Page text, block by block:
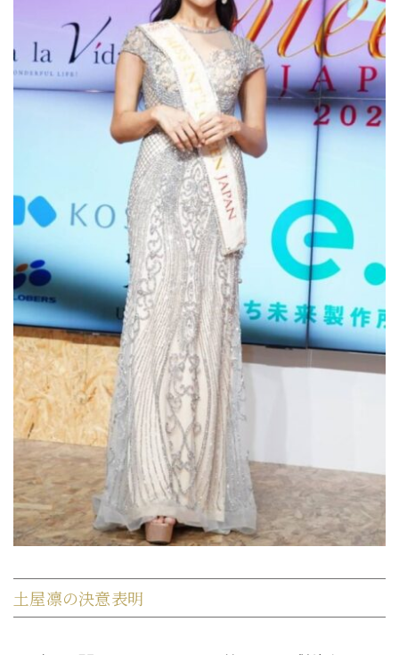
土屋凛の決意表明